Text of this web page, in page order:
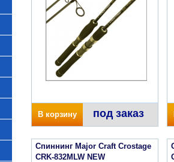
В корзину под заказ
Спиннинг Major Craft Crostage
CRK-832MLW NEW